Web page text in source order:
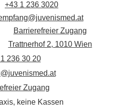
+43 1 236 3020
Barrierefreier Zugang
Trattnerhof 2, 1010 Wien
236 30 20
Zugang
keine Kassen